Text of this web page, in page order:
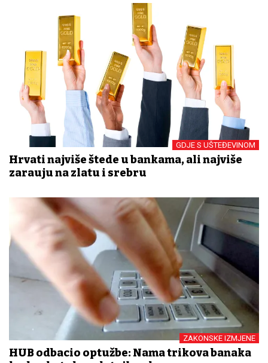
GDJE S UŠTEĐEVINOM
Hrvati najviše štede u bankama, ali najviše
zarađuju na zlatu i srebru
ZAKONSKE IZMJENE
HUB odbacio optužbe: Nama trikova banaka